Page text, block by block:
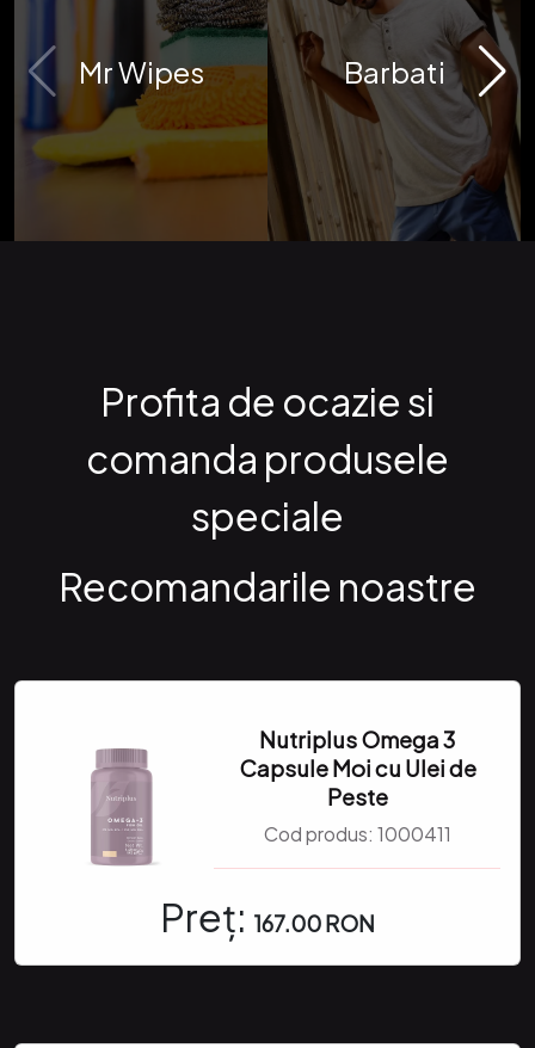
Mr Wipes Barbati
Profita de ocazie si
comanda produsele
speciale
Recomandarile noastre
Nutriplus Omega 3
Capsule Moi cu Ulei de
Peste
Cod produs: 1000411
Preț: 167.00 RON